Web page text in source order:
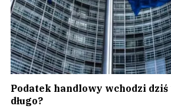
Podatek handlowy wchodzi dziś
długo?